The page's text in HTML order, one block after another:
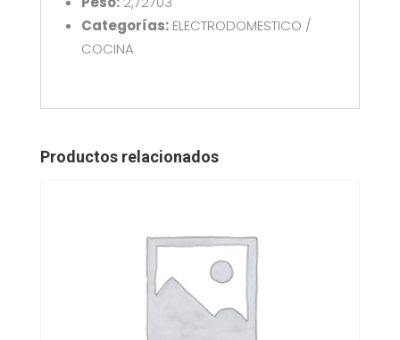
Categorías:ELECTRODOMESTICO /
COCINA
Productos relacionados